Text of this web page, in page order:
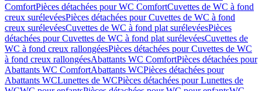
ComfortPièces détachées pour WC ComfortCuvettes de WC à fond
creux surélevéesPièces détachées pour Cuvettes de WC à fond
creux surélevéesCuvettes de WC à fond plat surélevéesPièces
détachées pour Cuvettes de WC à fond plat surélevéesCuvettes de
WC à fond creux rallongéesPièces détachées pour Cuvettes de WC
à fond creux rallongéesAbattants WC ComfortPièces détachées pour
Abattants WC ComfortAbattants WCPièces détachées pour
Abattants WCLunettes de WCPièces détachées pour Lunettes de